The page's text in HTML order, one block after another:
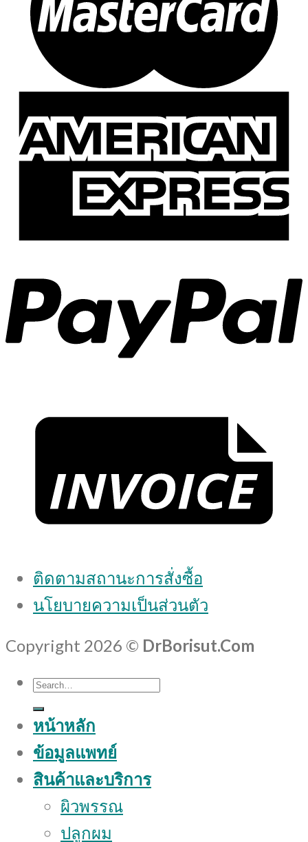
ติดตามสถานะการสั่งซื้อ
นโยบายความเป็นส่วนตัว
Copyright 2026 © DrBorisut.Com
Search
หน้าหลัก
ข้อมูลแพทย์
สินค้าและบริการ
ผิวพรรณ
ปลูกผม